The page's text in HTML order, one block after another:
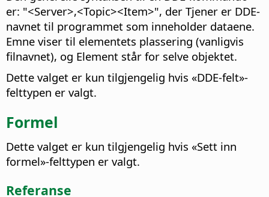
er: "<Server>,<Topic><Item>", der Tjener er DDE-
navnet til programmet som inneholder dataene.
Emne viser til elementets plassering (vanligvis
filnavnet), og Element står for selve objektet.
Dette valget er kun tilgjengelig hvis «DDE-felt»-
felttypen er valgt.
Formel
Dette valget er kun tilgjengelig hvis «Sett inn
formel»-felttypen er valgt.
Referanse